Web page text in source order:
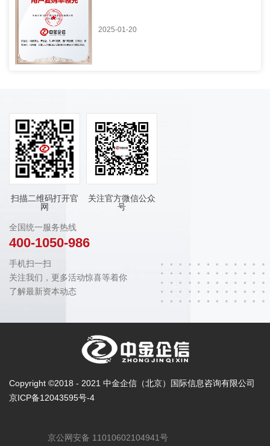
2025-01-20
扫描二维码打开官
网
关注官方微信公众
号
全国统一服务热线
400-1050-986
手机扫一扫
关注我们，更多活动惊喜等着你
了解最新资本动态
Copyright ©2018 - 2021 中金企信（北京）国际信息咨询有限公司
京ICP备12043595号-4
京公网安备 11010602104941号